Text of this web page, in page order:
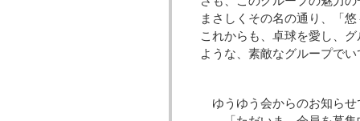
まさしくその名の通り、「
これからも、卓球を愛し、
ような、素敵なグループで
ゆうゆう会からのお知らせ